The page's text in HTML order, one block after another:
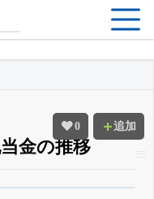
0 追加
金の推移